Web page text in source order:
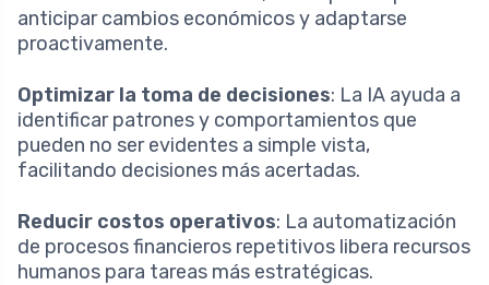
anticipar cambios económicos y adaptarse
proactivamente.
Optimizar la toma de decisiones: La IA ayuda a
identificar patrones y comportamientos que
pueden no ser evidentes a simple vista,
facilitando decisiones más acertadas.
Reducir costos operativos: La automatización
de procesos financieros repetitivos libera recursos
humanos para tareas más estratégicas.